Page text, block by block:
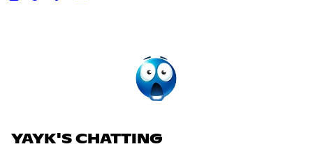
YAYK'S CHATTING